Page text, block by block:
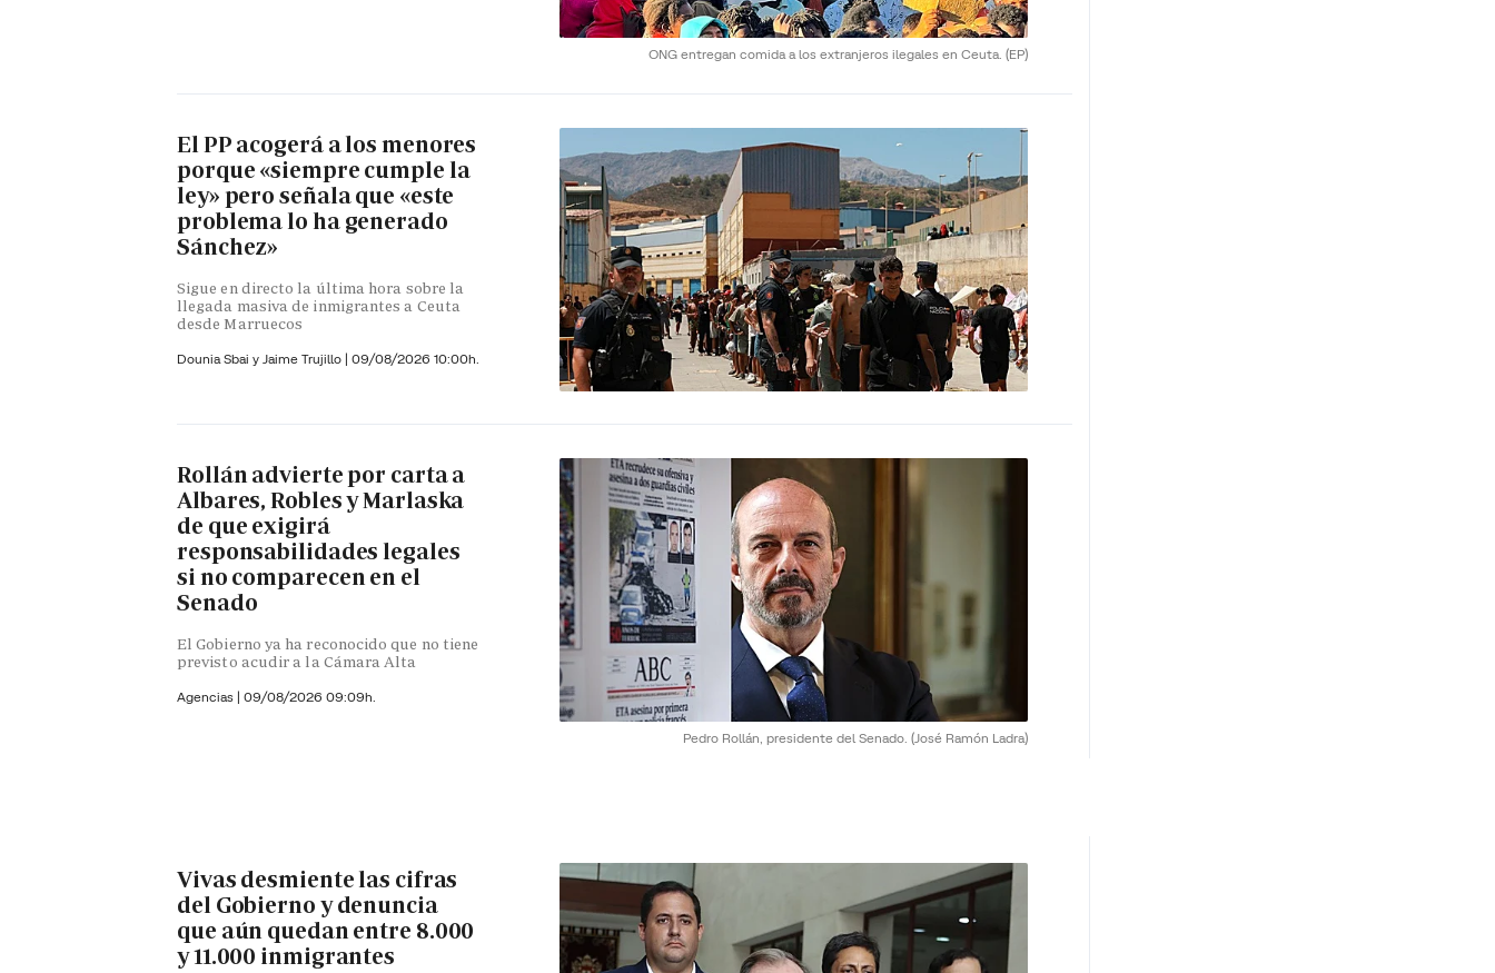
ONG entregan comida a los extranjeros ilegales en Ceuta. (EP)
El PP acogerá a los menores
porque «siempre cumple la
ley» pero señala que «este
problema lo ha generado
Sánchez»
Sigue en directo la última hora sobre la
llegada masiva de inmigrantes a Ceuta
desde Marruecos
Dounia Sbai y Jaime Trujillo | 09/08/2026 10:00h.
Pedro Rollán, presidente del Senado. (José Ramón Ladra)
Rollán advierte por carta a
Albares, Robles y Marlaska
de que exigirá
responsabilidades legales
si no comparecen en el
Senado
El Gobierno ya ha reconocido que no tiene
previsto acudir a la Cámara Alta
Agencias | 09/08/2026 09:09h.
Vivas desmiente las cifras
del Gobierno y denuncia
que aún quedan entre 8.000
y 11.000 inmigrantes